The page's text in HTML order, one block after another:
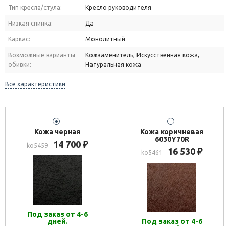
Тип кресла/стула: Кресло руководителя
Низкая спинка: Да
Каркас: Монолитный
Возможные варианты
обивки:
Кожзаменитель, Искусственная кожа,
Натуральная кожа
Все характеристики
Кожа черная
ko5459 14 700 ₽
Под заказ от 4-6
дней.
Кожа коричневая
6030Y70R
ko5461 16 530 ₽
Под заказ от 4-6